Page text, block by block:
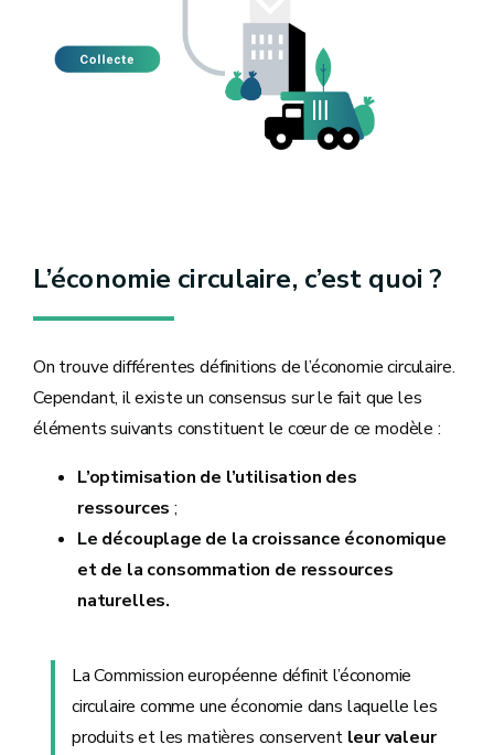
L’économie circulaire, c’est quoi ?
On trouve différentes définitions de l’économie circulaire.
Cependant, il existe un consensus sur le fait que les
éléments suivants constituent le cœur de ce modèle :
L’optimisation de l’utilisation des
ressources;
Le découplage de la croissance économique
et de la consommation de ressources
naturelles.
La Commission européenne définit l’économie
circulaire comme une économie dans laquelle les
produits et les matières conservent leur valeur